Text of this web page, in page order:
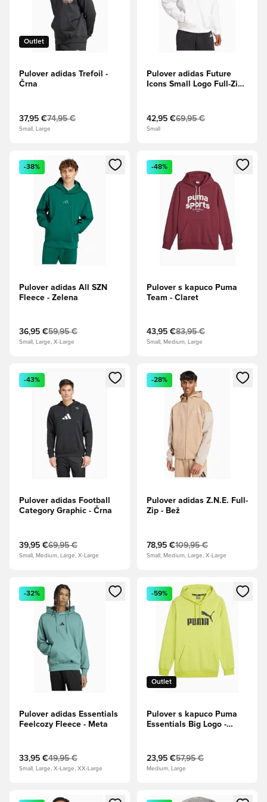
Outlet
Pulover adidas Trefoil -
Črna
37,95 €74,95 €
Small, Large
Pulover adidas Future
Icons Small Logo Full-Zip -
42,95 €69,95 €
Small
Odpre Modal za prijavo ali vpis kot član
-38%
Pulover adidas All SZN
Fleece - Zelena
36,95 €59,95 €
Small, Large, X-Large
Odpre Modal za prijavo ali
-48%
Pulover s kapuco Puma
Team - Claret
43,95 €83,95 €
Small, Medium, Large
Odpre Modal za prijavo ali vpis kot član
-43%
Pulover adidas Football
Category Graphic - Črna
39,95 €69,95 €
Small, Medium, Large, X-Large
Odpre Modal za prijavo ali
-28%
Pulover adidas Z.N.E. Full-
Zip - Bež
78,95 €109,95 €
Small, Medium, Large, X-Large
Odpre Modal za prijavo ali vpis kot član
-32%
Pulover adidas Essentials
Feelcozy Fleece - Meta
33,95 €49,95 €
Small, Large, X-Large, XX-Large
Odpre Modal za prijavo ali
Outlet
-59%
Pulover s kapuco Puma
Essentials Big Logo -
23,95 €57,95 €
Medium, Large